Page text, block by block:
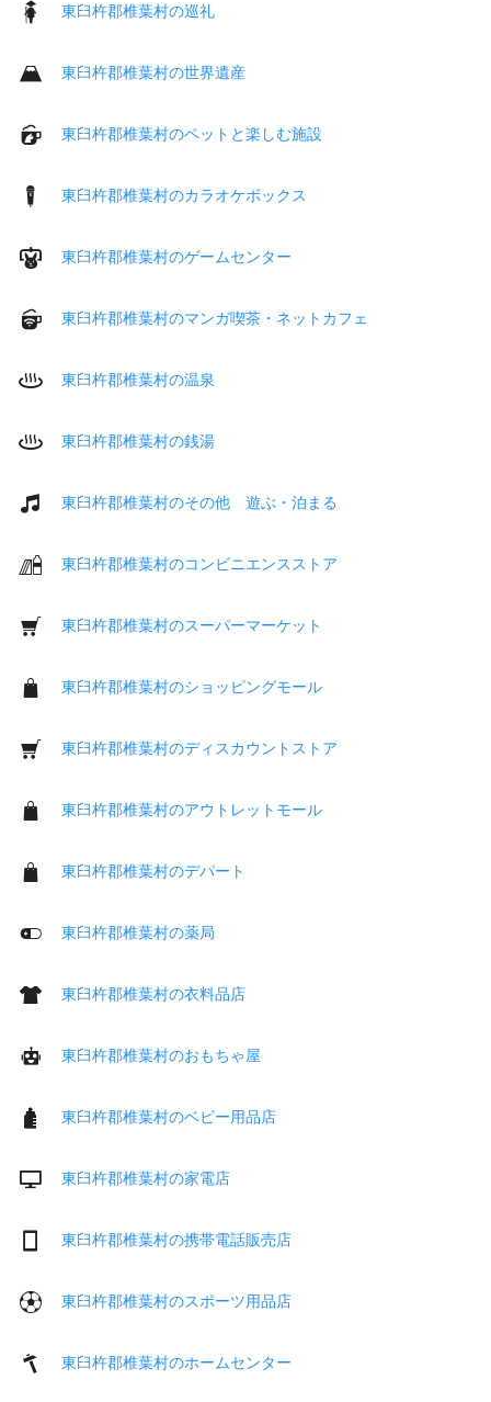
東臼杵郡椎葉村の巡礼
東臼杵郡椎葉村の世界遺産
東臼杵郡椎葉村のペットと楽しむ施設
東臼杵郡椎葉村のカラオケボックス
東臼杵郡椎葉村のゲームセンター
東臼杵郡椎葉村のマンガ喫茶・ネットカフェ
東臼杵郡椎葉村の温泉
東臼杵郡椎葉村の銭湯
東臼杵郡椎葉村のその他 遊ぶ・泊まる
東臼杵郡椎葉村のコンビニエンスストア
東臼杵郡椎葉村のスーパーマーケット
東臼杵郡椎葉村のショッピングモール
東臼杵郡椎葉村のディスカウントストア
東臼杵郡椎葉村のアウトレットモール
東臼杵郡椎葉村のデパート
東臼杵郡椎葉村の薬局
東臼杵郡椎葉村の衣料品店
東臼杵郡椎葉村のおもちゃ屋
東臼杵郡椎葉村のベビー用品店
東臼杵郡椎葉村の家電店
東臼杵郡椎葉村の携帯電話販売店
東臼杵郡椎葉村のスポーツ用品店
東臼杵郡椎葉村のホームセンター